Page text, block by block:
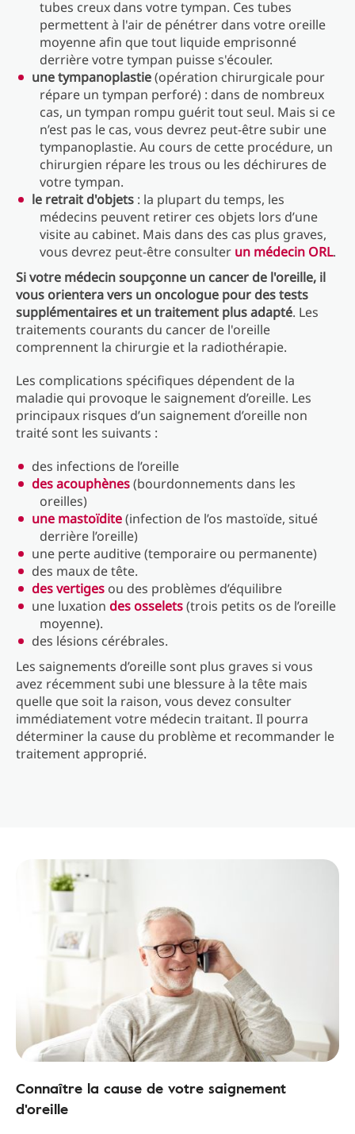
tubes creux dans votre tympan. Ces tubes
permettent à l'air de pénétrer dans votre oreille
moyenne afin que tout liquide emprisonné
derrière votre tympan puisse s'écouler.
une tympanoplastie(opération chirurgicale pour
répare un tympan perforé) : dans de nombreux
cas, un tympan rompu guérit tout seul. Mais si ce
n’est pas le cas, vous devrez peut-être subir une
tympanoplastie. Au cours de cette procédure, un
chirurgien répare les trous ou les déchirures de
votre tympan.
le retrait d'objets : la plupart du temps, les
médecins peuvent retirer ces objets lors d’une
visite au cabinet. Mais dans des cas plus graves,
vous devrez peut-être consulter un médecin ORL.
Si votre médecin soupçonne un cancer de l'oreille, il
vous orientera vers un oncologue pour des tests
supplémentaires et un traitement plus adapté. Les
traitements courants du cancer de l'oreille
comprennent la chirurgie et la radiothérapie.
Les complications spécifiques dépendent de la
maladie qui provoque le saignement d’oreille. Les
principaux risques d’un saignement d’oreille non
traité sont les suivants :
des infections de l’oreille
des acouphènes(bourdonnements dans les
oreilles)
une mastoïdite(infection de l’os mastoïde, situé
derrière l’oreille)
une perte auditive (temporaire ou permanente)
des maux de tête.
des vertiges ou des problèmes d’équilibre
une luxation des osselets(trois petits os de l’oreille
moyenne).
des lésions cérébrales.
Les saignements d’oreille sont plus graves si vous
avez récemment subi une blessure à la tête mais
quelle que soit la raison, vous devez consulter
immédiatement votre médecin traitant. Il pourra
déterminer la cause du problème et recommander le
traitement approprié.
Connaître la cause de votre saignement
d'oreille